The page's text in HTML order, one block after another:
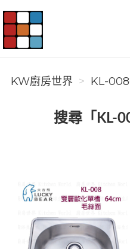
KW廚房世界
KW廚房世界 KL-008
搜尋「KL-